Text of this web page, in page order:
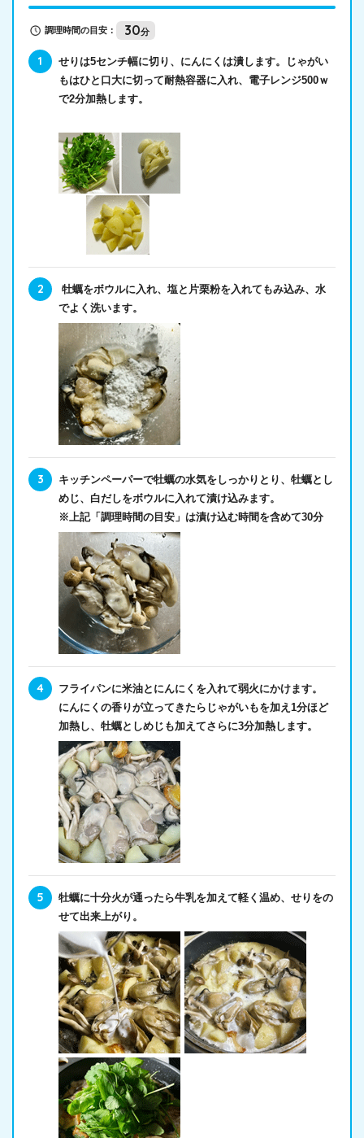
調理時間の目安： 30分
せりは5センチ幅に切り、にんにくは潰します。じゃがい
もはひと口大に切って耐熱容器に入れ、電子レンジ500ｗ
で2分加熱します。
牡蠣をボウルに入れ、塩と片栗粉を入れてもみ込み、水
でよく洗います。
キッチンペーパーで牡蠣の水気をしっかりとり、牡蠣とし
めじ、白だしをボウルに入れて漬け込みます。
※上記「調理時間の目安」は漬け込む時間を含めて30分
フライパンに米油とにんにくを入れて弱火にかけます。
にんにくの香りが立ってきたらじゃがいもを加え1分ほど
加熱し、牡蠣としめじも加えてさらに3分加熱します。
牡蠣に十分火が通ったら牛乳を加えて軽く温め、せりをの
せて出来上がり。